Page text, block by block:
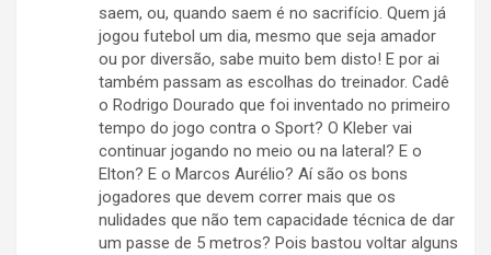
saem, ou, quando saem é no sacrifício. Quem já
jogou futebol um dia, mesmo que seja amador
ou por diversão, sabe muito bem disto! E por ai
também passam as escolhas do treinador. Cadê
o Rodrigo Dourado que foi inventado no primeiro
tempo do jogo contra o Sport? O Kleber vai
continuar jogando no meio ou na lateral? E o
Elton? E o Marcos Aurélio? Aí são os bons
jogadores que devem correr mais que os
nulidades que não tem capacidade técnica de dar
um passe de 5 metros? Pois bastou voltar alguns